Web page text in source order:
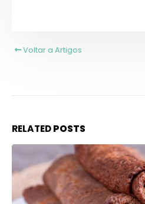
Voltar a Artigos
RELATEDPOSTS